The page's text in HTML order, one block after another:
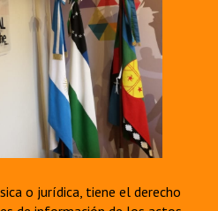
o jurídica, tiene el derecho